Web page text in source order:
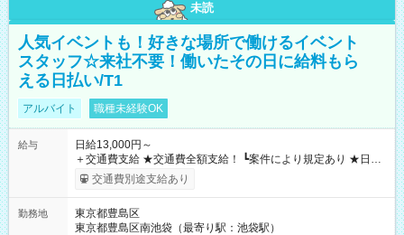
未読
人気イベントも！好きな場所で働けるイベント
スタッフ☆来社不要！働いたその日に給料もら
える日払い/T1
アルバイト 職種未経験OK
給与
日給13,000円～
＋交通費支給 ★交通費全額支給！ ┗案件により規定あり ★日払
いOK！（規定あり） ┗働いたその日に現金GET♪ お仕事後はコ
ンビニATMから 日払い分を引き落とせます！ 【試用期間】試
交通費別途支給あり
勤務地
東京都豊島区
東京都豊島区南池袋（最寄り駅：池袋駅）